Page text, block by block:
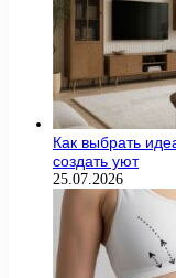
Как выбрать
создать уют
25.07.2026